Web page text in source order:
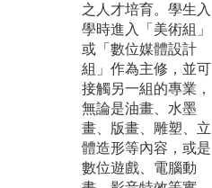
之人才培育。學生入
學時進入「美術組」
或「數位媒體設計
組」作為主修，並可
接觸另一組的專業，
無論是油畫、水墨
畫、版畫、雕塑、立
體造形等內容，或是
數位遊戲、電腦動